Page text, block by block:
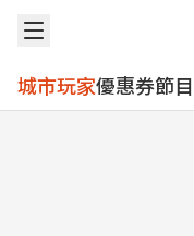
城市玩家優惠券節目